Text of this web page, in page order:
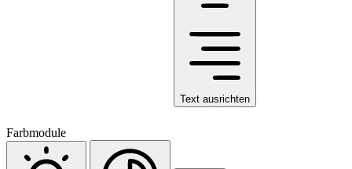
Text ausrichten
Farbmodule